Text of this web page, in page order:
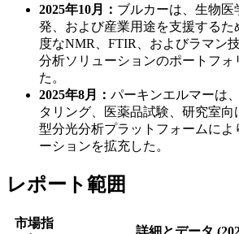
2025年10月： ブルカーは、生物医
発、および産業用途を支援するた
度なNMR、FTIR、およびラマン
分析ソリューションのポートフォ
た。
2025年8月： パーキンエルマーは
タリング、医薬品試験、研究室向
型分光分析プラットフォームによ
ーションを拡充した。
レポート範囲
市場指